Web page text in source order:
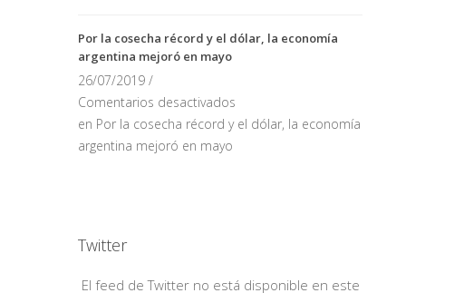
Por la cosecha récord y el dólar, la economía
argentina mejoró en mayo
26/07/2019 /
Comentarios desactivados
en Por la cosecha récord y el dólar, la economía
argentina mejoró en mayo
Twitter
El feed de Twitter no está disponible en este